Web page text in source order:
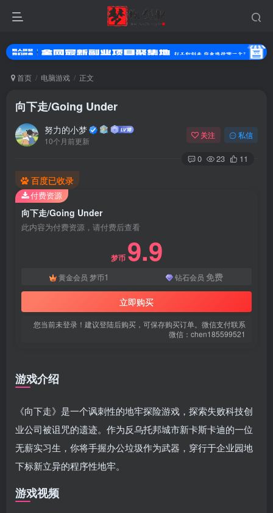
首页 电脑游戏 正文
向下走/Going Under
努力的小梦
10个月前更新
关注 私信
0 23 11
百度已收录
向下走/Going Under
此内容为付费资源，请付费后查看
梦币 9.9
黄金会员 梦币1 钻石会员 免费
立即购买
您当前未登录！建议登陆后购买，可保存购买订单。微信支付联系
微信：chen185599521
付费资源
游戏介绍
《向下走》是一个讽刺性的地牢探险游戏，探索失败科技创
业公司被诅咒的遗迹。作为反乌托邦城市新卡斯卡迪的一位
无薪实习生，你将手握办公垃圾作为武器，穿行于企业园地
下标新立异的程序性地牢。
游戏视频
其它方式登录 注册